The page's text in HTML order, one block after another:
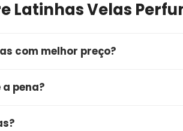
Latinhas Velas
com melhor preço?
o Latinhas Velas Perfumadas
a qualidade do produto,
pena?
muito a pena. O produto conta com